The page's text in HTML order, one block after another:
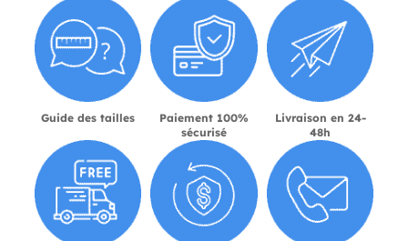
Guide des tailles
Paiement 100%
sécurisé
Livraison en 24-
48h